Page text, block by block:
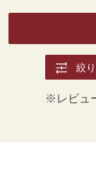
絞
※レビュ